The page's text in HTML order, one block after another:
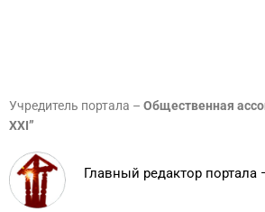
Учредитель портала – Общественная
XXI”
Главный редактор